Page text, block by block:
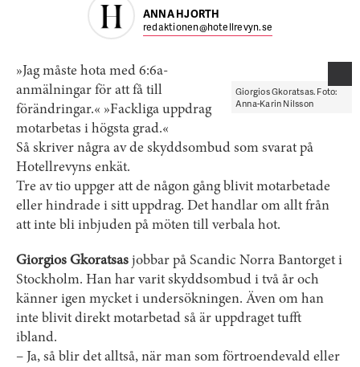
ANNA HJORTH
redaktionen@hotellrevyn.se
Giorgios Gkoratsas. Foto:
Anna-Karin Nilsson
»Jag måste hota med 6:6a-
anmälningar för att få till
förändringar.« »Fackliga uppdrag
motarbetas i högsta grad.«
Så skriver några av de skyddsombud som svarat på
Hotellrevyns enkät.
Tre av tio uppger att de någon gång blivit motarbetade
eller hindrade i sitt uppdrag. Det handlar om allt från
att inte bli inbjuden på möten till verbala hot.
Giorgios Gkoratsas jobbar på Scandic Norra Bantorget i
Stockholm. Han har varit skyddsombud i två år och
känner igen mycket i undersökningen. Även om han
inte blivit direkt motarbetad så är uppdraget tufft
ibland.
– Ja, så blir det alltså, när man som förtroendevald eller